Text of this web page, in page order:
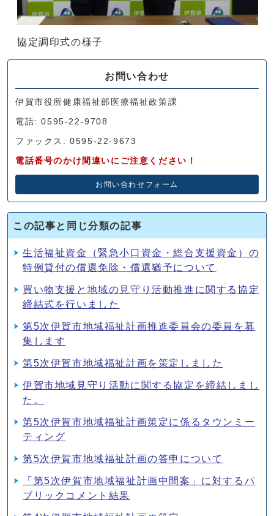
協定調印式の様子
お問い合わせ
伊賀市役所健康福祉部医療福祉政策課
電話: 0595-22-9708
ファックス: 0595-22-9673
電話番号のかけ間違いにご注意ください！
お問い合わせフォーム
この記事と同じ分類の記事
生活福祉資金（緊急小口資金・総合支援資金）の
特例貸付の償還免除・償還猶予について
買い物支援と地域の見守り活動推進に関する協定
締結式を行いました
第5次伊賀市地域福祉計画推進委員会の委員を募
集します
第5次伊賀市地域福祉計画を策定しました
伊賀市地域見守り活動に関する協定を締結しまし
た。
第5次伊賀市地域福祉計画策定に係るタウンミー
ティング
第5次伊賀市地域福祉計画の答申について
「第5次伊賀市地域福祉計画中間案」に対するパ
ブリックコメント結果